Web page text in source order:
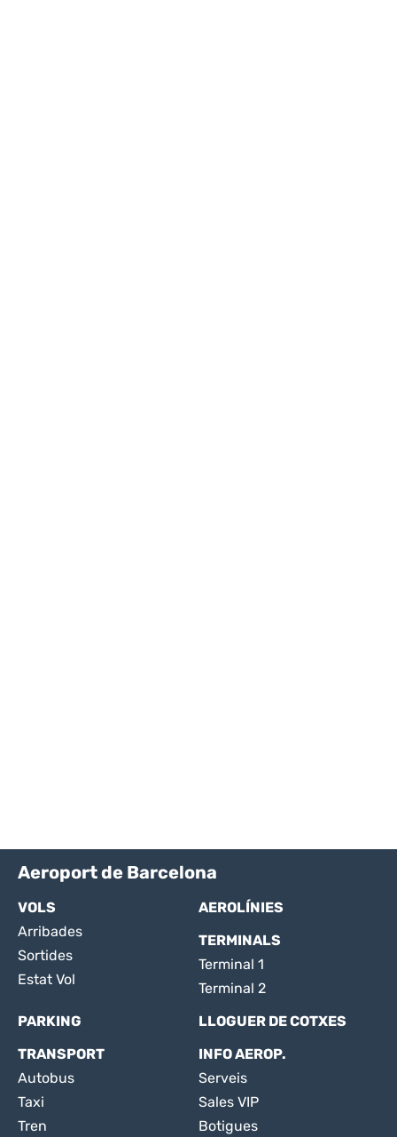
Aeroport de Barcelona
VOLS
Arribades
Sortides
Estat Vol
AEROLÍNIES
TERMINALS
Terminal 1
Terminal 2
PARKING
LLOGUER DE COTXES
TRANSPORT
Autobus
Taxi
Tren
INFO AEROP.
Serveis
Sales VIP
Botigues